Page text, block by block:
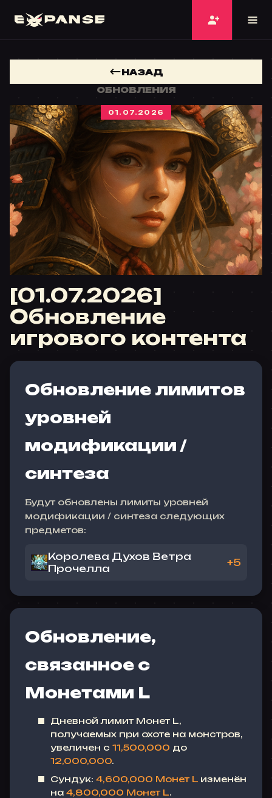
НАЗАД
ОБНОВЛЕНИЯ
01.07.2026
[01.07.2026]
Обновление
игрового контента
Обновление лимитов
уровней
модификации /
синтеза
Будут обновлены лимиты уровней
модификации / синтеза следующих
предметов:
Королева Духов Ветра
Прочелла
+5
Обновление,
связанное с
Монетами L
Дневной лимит Монет L,
получаемых при охоте на монстров,
увеличен с 11,500,000 до
12,000,000.
Сундук: 4,600,000 Монет L изменён
на 4,800,000 Монет L.